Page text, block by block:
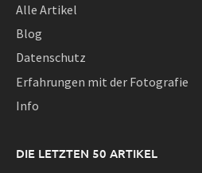
Alle Artikel
Blog
Datenschutz
Erfahrungen mit der Fotografie
Info
DIE LETZTEN 50 ARTIKEL